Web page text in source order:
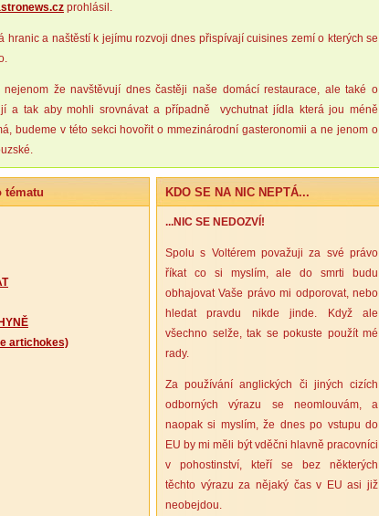
prohlásil.
hranic a naštěstí k jejímu rozvoji dnes přispívají cuisines zemí o kterých se
nejenom že navštěvují dnes častěji naše domácí restaurace, ale také o
a tak aby mohli srovnávat a případně vychutnat jídla která jou méně
budeme v této sekci hovořit o mmezinárodní gasteronomii a ne jenom o
tématu
artichokes)
KDO SE NA NIC NEPTÁ...
...NIC SE NEDOZVÍ!
Spolu s Voltérem považuji za své právo
říkat co si myslím, ale do smrti budu
obhajovat Vaše právo mi odporovat, nebo
hledat pravdu nikde jinde. Když ale
všechno selže, tak se pokuste použít mé
rady.
Za používání anglických či jiných cizích
odborných výrazu se neomlouvám, a
naopak si myslím, že dnes po vstupu do
EU by mi měli být vděčni hlavně pracovníci
v pohostinství, kteří se bez některých
těchto výrazu za nějaký čas v EU asi již
neobejdou.